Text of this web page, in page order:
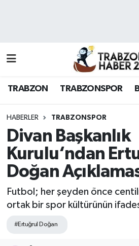
TRABZON TRABZONSPOR
HABERLER TRABZONSPOR
Divan Başkanlık
Kurulu‘ndan
Doğan
Futbol; her şeyden önce
ortak bir spor kültürünün
#Ertuğrul Doğan
Hava Durumu
Namaz Vakitleri
Trafik Durumu
Süper Lig Puan Durumu ve
Tüm Manşetler
Son Dakika Haberleri